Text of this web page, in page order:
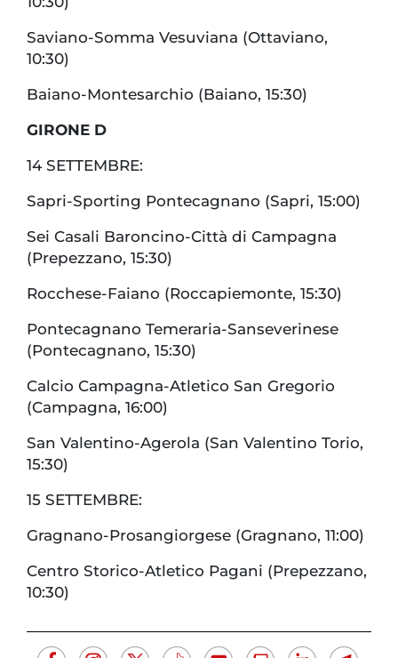
Saviano-Somma Vesuviana (Ottaviano,
10:30)
Baiano-Montesarchio (Baiano, 15:30)
GIRONE D
14 SETTEMBRE:
Sapri-Sporting Pontecagnano (Sapri, 15:00)
Sei Casali Baroncino-Città di Campagna
(Prepezzano, 15:30)
Rocchese-Faiano (Roccapiemonte, 15:30)
Pontecagnano Temeraria-Sanseverinese
(Pontecagnano, 15:30)
Calcio Campagna-Atletico San Gregorio
(Campagna, 16:00)
San Valentino-Agerola (San Valentino Torio,
15:30)
15 SETTEMBRE:
Gragnano-Prosangiorgese (Gragnano, 11:00)
Centro Storico-Atletico Pagani (Prepezzano,
10:30)